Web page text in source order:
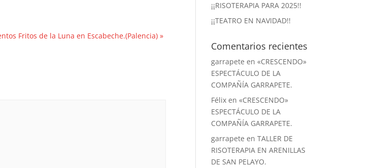
Fritos de la Luna en Escabeche.(Palencia)»
¡¡RISOTERAPIA PARA 2025!!
¡¡TEATRO EN NAVIDAD!!
Comentarios recientes
garrapete en«CRESCENDO»
ESPECTÁCULO DE LA
COMPAÑÍA GARRAPETE.
Félix en«CRESCENDO»
ESPECTÁCULO DE LA
COMPAÑÍA GARRAPETE.
garrapete enTALLER DE
RISOTERAPIA EN ARENILLAS
DE SAN PELAYO.